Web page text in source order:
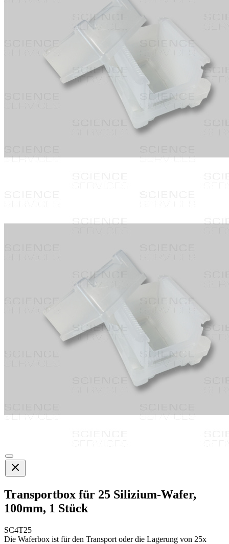
Transportbox für 25 Silizium-Wafer,
100mm, 1 Stück
SC4T25
Die Waferbox ist für den Transport oder die Lagerung von 25x